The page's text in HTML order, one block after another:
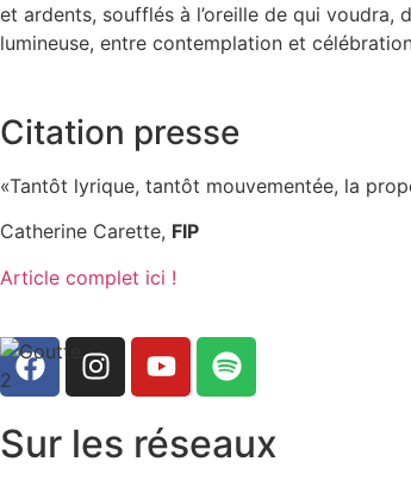
et ardents, soufflés à l’oreille de qui voudra,
lumineuse, entre contemplation et
Citation presse
«Tantôt lyrique, tantôt mouvementée, la
Catherine Carette, FIP
Article complet ici !
Sur les réseaux